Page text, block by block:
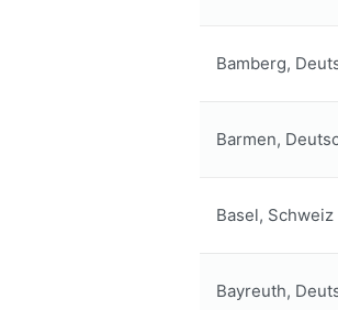
Bamberg,
Barmen,
Basel, Schweiz
Bayreuth,